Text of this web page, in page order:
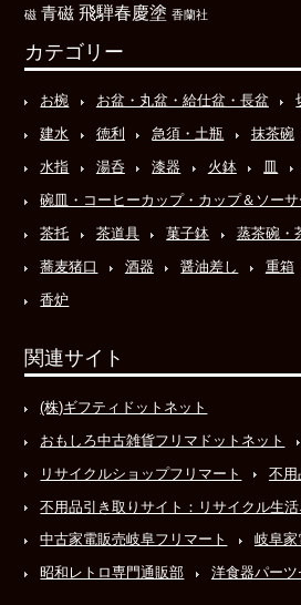
磁 青磁 飛騨春慶塗 香蘭社
カテゴリー
お椀 お盆・丸盆・給仕盆・長盆
建水
徳利 急須・土瓶 抹茶碗
水指
湯呑 漆器 火鉢 皿
碗皿・コーヒーカップ・カップ＆ソーサ
茶托
茶道具 菓子鉢 蒸茶碗・
蕎麦猪口
酒器 醤油差し 重箱
香炉
関連サイト
(株)ギフティドットネット
おもしろ中古雑貨フリマドットネット
リサイクルショップフリマート
不用
不用品引き取りサイト：リサイクル生活
中古家電販売岐阜フリマート
岐阜家
昭和レトロ専門通販部
洋食器パーツ